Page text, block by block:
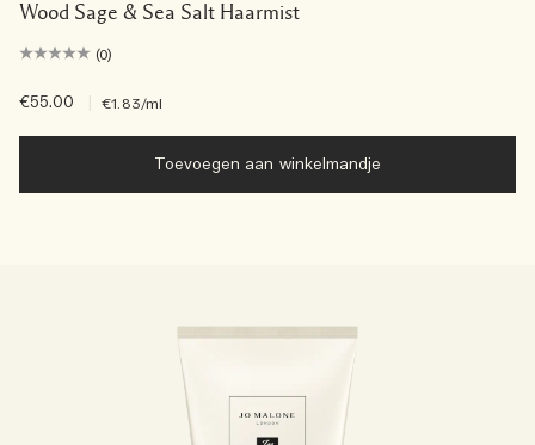
Wood Sage & Sea Salt Haarmist
(0)
€55.00 €1.83/ml
Toevoegen aan winkelmandje